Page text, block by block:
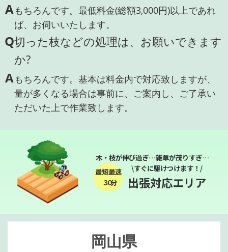
Aもちろんです。最低料金(総額3,000円)以上であれ
ば、お伺いいたします。
Q切った枝などの処理は、お願いできます
か?
Aもちろんです。基本は料金内で対応致しますが、
量が多くなる場合は事前に、ご案内し、ご了承い
ただいた上で作業致します。
木・枝が伸び過ぎ…雑草が茂りすぎ…
最短最速
３０分
\すぐに駆けつけます！/
出張対応エリア
岡山県